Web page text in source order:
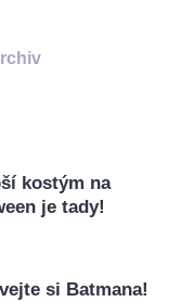
kostým na
je tady!
si Batmana!